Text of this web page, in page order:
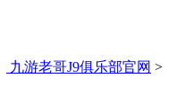
九游老哥J9俱乐部官网 >